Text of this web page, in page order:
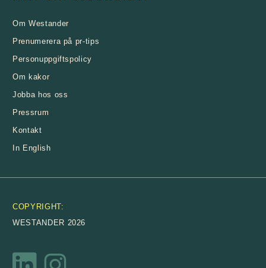
Om Westander
Prenumerera på pr-tips
Personuppgiftspolicy
Om kakor
Jobba hos oss
Pressrum
Kontakt
In English
COPYRIGHT:
WESTANDER 2026